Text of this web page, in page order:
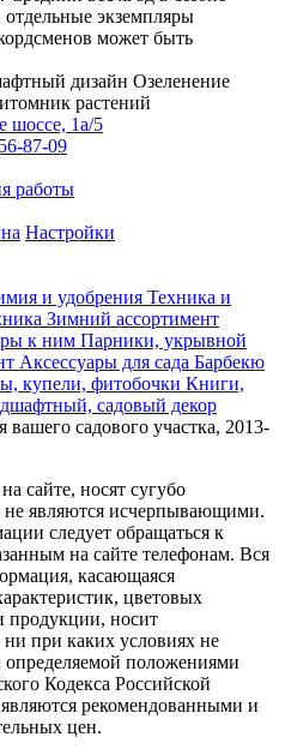
отдельные экземпляры
может быть
дизайн Озеленение
растений
шоссе, 1а/5
87-09
работы
Настройки
и удобрения Техника и
Зимний ассортимент
к ним Парники, укрывной
Аксессуары для сада Барбекю
купели, фитобочки Книги,
садовый декор
садового участка, 2013-
сайте, носят сугубо
являются исчерпывающими.
следует обращаться к
на сайте телефонам. Вся
касающаяся
цветовых
продукции, носит
при каких условиях не
определяемой положениями
Кодекса Российской
рекомендованными и
цен.